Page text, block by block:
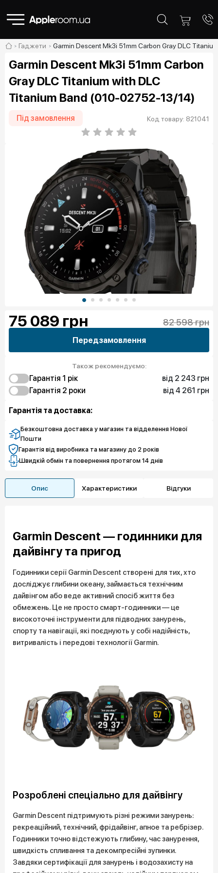
Гаджети Garmin Descent Mk3i 51mm Carbon Gray DLC
Garmin Descent Mk3i 51mm Carbon
Gray DLC Titanium with DLC
Titanium Band (010-02752-13/14)
Під замовлення Код товару: 821041
75 089 грн 82 598 грн
Передзамовлення
Також рекомендуємо:
Гарантія 1 рiк
від 2 243 грн
Захист від браку
2 243 грн
Гарантія 2 роки
від 4 261 грн
Чистий спокій
Гарантія та доставка:
Безкоштовна доставка у магазин та відделення Нової
Пошти
Гарантія від виробника та магазину до 2 років
Швидкій обмін та повернення протягом 14 днів
Опис Характеристики Відгуки
Garmin Descent — годинники для
дайвінгу та пригод
Годинники серії Garmin Descent створені для тих, хто
досліджує глибини океану, займається технічним
дайвінгом або веде активний спосіб життя без
обмежень. Це не просто смарт-годинники — це
високоточні інструменти для підводних занурень,
спорту та навігації, які поєднують у собі надійність,
витривалість і передові технології Garmin.
Розроблені спеціально для дайвінгу
Garmin Descent підтримують різні режими занурень:
рекреаційний, технічний, фрідайвінг, апное та ребрізер.
Годинники точно відстежують глибину, час занурення,
швидкість спливання та декомпресійні зупинки.
Завдяки сертифікації для занурень і водозахисту на